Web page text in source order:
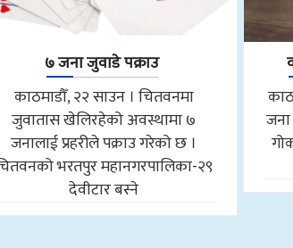
७ जना जुवाडे पक्राउ
काठमाडौँ, २२ साउन । चितवनमा
जुवातास खेलिरहेको अवस्थामा ७
जनालाई प्रहरीले पक्राउ गरेको छ ।
भरतपुर महानगरपालिका-२९
देवीटार बस्ने